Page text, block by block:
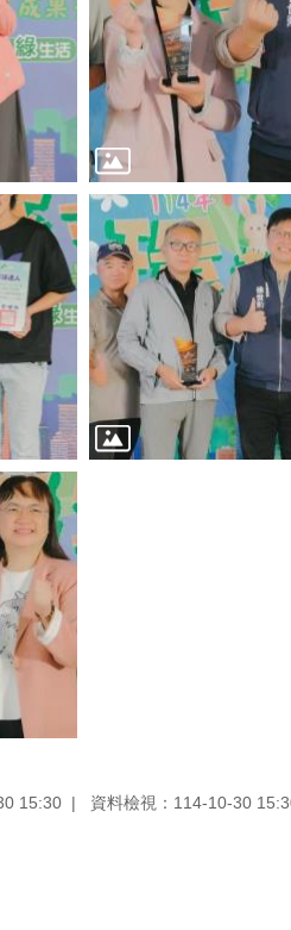
15:30 資料檢視：114-10-30